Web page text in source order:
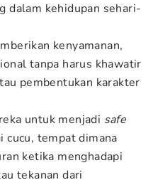
dalam kehidupan sehari-
kenyamanan,
tanpa harus khawatir
pembentukan karakter
untuk menjadi safe
cucu, tempat dimana
ketika menghadapi
tekanan dari